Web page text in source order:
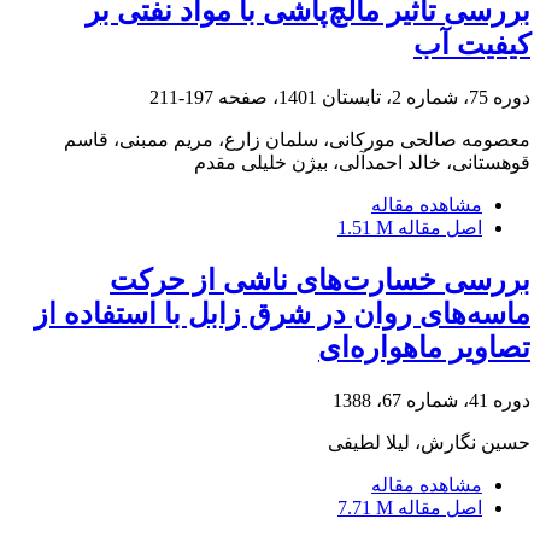
بررسی تاثیر مالچ‌پاشی با مواد نفتی بر
کیفیت آب
دوره 75، شماره 2، تابستان 1401، صفحه 197-211
معصومه صالحی مورکانی، سلمان زارع، مریم ممبنی، قاسم
قوهستانی، خالد احمدآلی، بیژن خلیلی مقدم
مشاهده مقاله
اصل مقاله 1.51 M
بررسی خسارت‌های ناشی از حرکت
ماسه‌های روان در شرق زابل با استفاده از
تصاویر ماهواره‌ای
دوره 41، شماره 67، 1388
حسین نگارش، لیلا لطیفی
مشاهده مقاله
اصل مقاله 7.71 M